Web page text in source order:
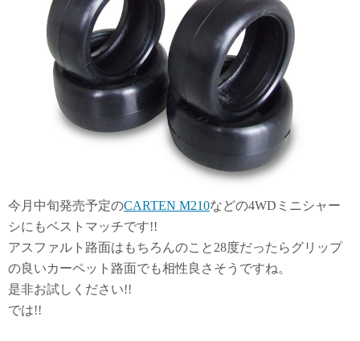
今月中旬発売予定のCARTEN M210などの4WDミニシャー
シにもベストマッチです!!
アスファルト路面はもちろんのこと28度だったらグリップ
の良いカーペット路面でも相性良さそうですね。
是非お試しください!!
では!!